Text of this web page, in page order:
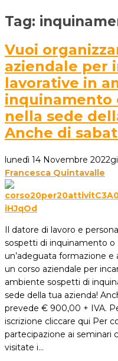
Tag:
Vuoi
aziendale per
lavorative in
inquinamento
nella sede
Anche di
lunedì 14 Novembre 2022
Francesca Quintavalle
Il datore di lavoro e
sospetti di inquinamento o
un’adeguata formazione
un corso aziendale per
ambiente sospetti di
sede della tua azienda!
prevede € 900,00 + IVA.
iscrizione cliccare qui Per
partecipazione ai seminari
visitate i…